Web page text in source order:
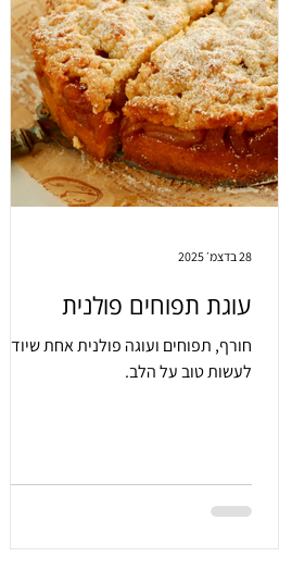
עוגת תפוחים פולנית
חורף, תפוחים ועוגה פולנית אחת שיודעת
לעשות טוב על הלב.
28 בדצמ׳ 2025